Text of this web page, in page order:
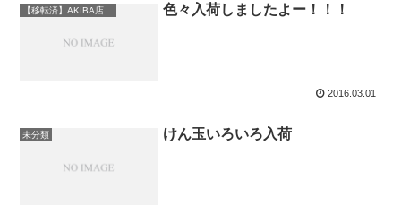
色々入荷しましたよー！！！
2016.03.01
未分類 けん玉いろいろ入荷